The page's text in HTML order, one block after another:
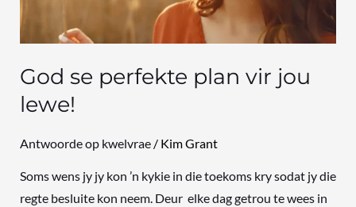
God se perfekte plan vir jou
lewe!
Antwoorde op kwelvrae/ Kim Grant
Soms wens jy jy kon ’n kykie in die toekoms kry sodat jy die
regte besluite kon neem. Deur elke dag getrou te wees in
lewe!